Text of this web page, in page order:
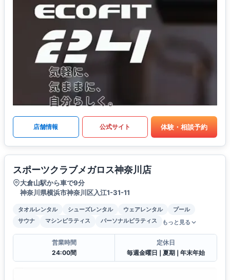
店舗情報 公式サイト 体験・相談予約
スポーツクラブメガロス神奈川店
大倉山駅から車で9分
神奈川県横浜市神奈川区入江1-31-11
タオルレンタル シューズレンタル ウェアレンタル
プール
サウナ
マシンピラティス パーソナルピラティス もっと見る
営業時間
24:00間
定休日
毎週金曜日❘夏期❘年末年始